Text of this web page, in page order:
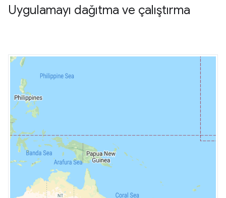
Uygulamayı dağıtma ve çalıştırma